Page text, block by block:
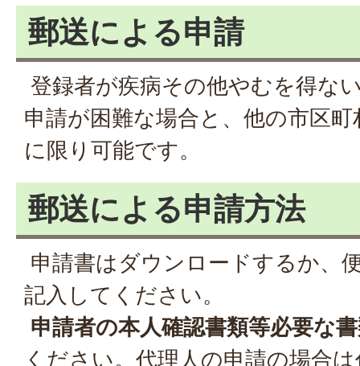
郵送による申請
登録者が疾病その他やむを得な
申請が困難な場合と、他の市区
に限り可能です。
郵送による申請方法
申請書はダウンロードするか、
記入してください。
申請者の本人確認書類等必要な
ください。代理人の申請の場合